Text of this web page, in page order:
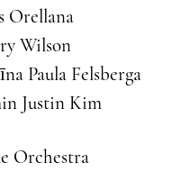
Orellana
Wilson
Paula Felsberga
Justin Kim
Orchestra